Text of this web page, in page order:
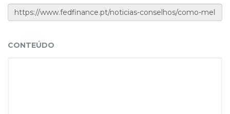
CONTEÚDO